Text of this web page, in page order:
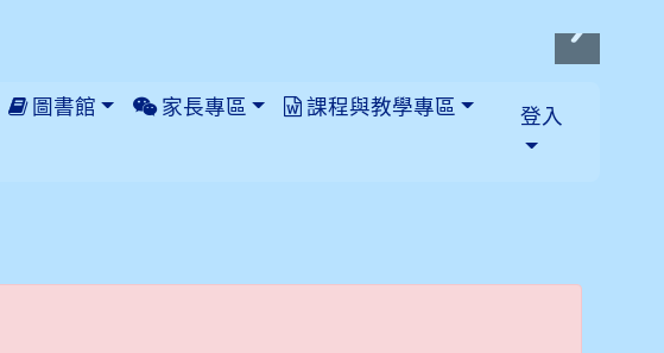
圖書館 家長專區 課程與教學專區 登入